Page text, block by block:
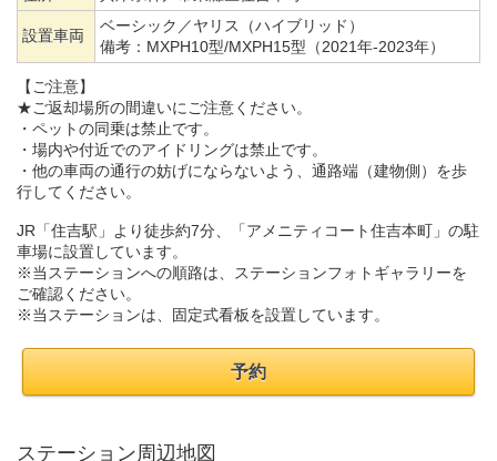
設置車両
ベーシック／ヤリス（ハイブリッド）
備考： MXPH10型/MXPH15型（2021年-2023年）
【ご注意】
★ご返却場所の間違いにご注意ください。
・ペットの同乗は禁止です。
・場内や付近でのアイドリングは禁止です。
・他の車両の通行の妨げにならないよう、通路端（建物側）を歩
行してください。
JR「住吉駅」より徒歩約7分、「アメニティコート住吉本町」の駐
車場に設置しています。
※当ステーションへの順路は、ステーションフォトギャラリーを
ご確認ください。
※当ステーションは、固定式看板を設置しています。
予約
ステーション周辺地図